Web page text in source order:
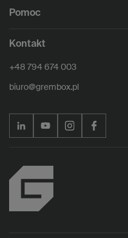
Pomoc
Kontakt
+48 794 674 003
biuro@grembox.pl